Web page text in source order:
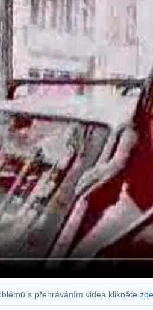
s přehráváním videa klikněte zde